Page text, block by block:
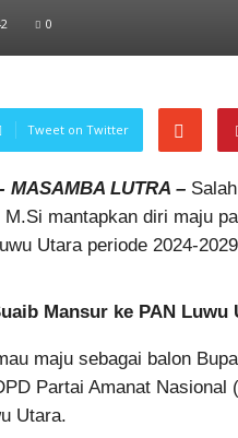
0
Tweet on Twitter
MASAMBA LUTRA –
mantapkan diri maju
Utara periode 2024-
Mansur ke PAN Luwu
maju sebagai balon
Partai Amanat Nasional
Utara.